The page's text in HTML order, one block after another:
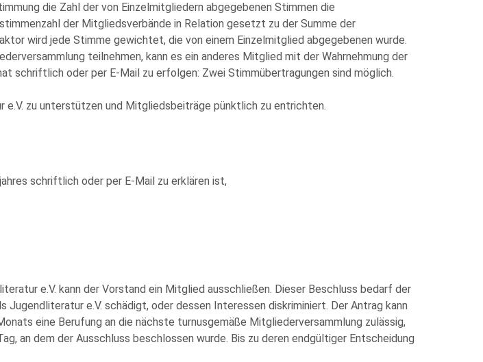
die Zahl der von Einzelmitgliedern abgegebenen Stimmen die
der Mitgliedsverbände in Relation gesetzt zu der Summe der
wird jede Stimme gewichtet, die von einem Einzelmitglied abgegebenen wurde.
teilnehmen, kann es ein anderes Mitglied mit der Wahrnehmung der
schriftlich oder per E-Mail zu erfolgen: Zwei Stimmübertragungen sind möglich.
zu unterstützen und Mitgliedsbeiträge pünktlich zu entrichten.
schriftlich oder per E-Mail zu erklären ist,
e.V. kann der Vorstand ein Mitglied ausschließen. Dieser Beschluss bedarf der
e.V. schädigt, oder dessen Interessen diskriminiert. Der Antrag kann
eine Berufung an die nächste turnusgemäße Mitgliederversammlung zulässig,
an dem der Ausschluss beschlossen wurde. Bis zu deren endgültiger Entscheidung